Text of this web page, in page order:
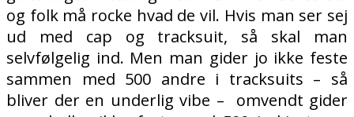
og folk må rocke hvad de vil. Hvis man ser sej
ud med cap og tracksuit, så skal man
selvfølgelig ind. Men man gider jo ikke feste
sammen med 500 andre i tracksuits – så
bliver der en underlig vibe –
omvendt gider